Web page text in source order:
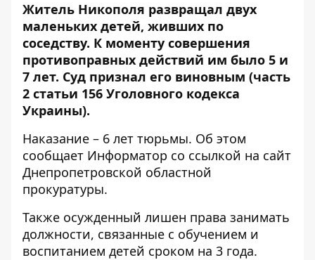
Житель Никополя развращал двух
маленьких детей, живших по
соседству. К моменту совершения
противоправных действий им было 5 и
7 лет. Суд признал его виновным (часть
2 статьи 156 Уголовного кодекса
Украины).
Наказание – 6 лет тюрьмы. Об этом
сообщает Информатор со ссылкой на сайт
Днепропетровской областной
прокуратуры.
Также осужденный лишен права занимать
должности, связанные с обучением и
воспитанием детей сроком на 3 года.